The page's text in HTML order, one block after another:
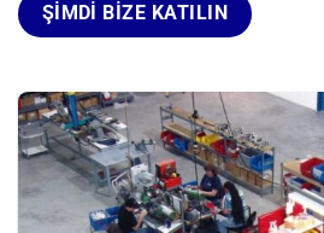
ŞIMDI BIZE KATILIN